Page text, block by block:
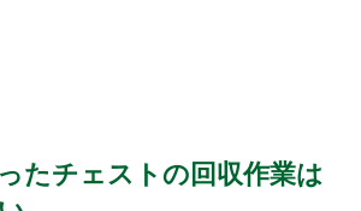
たチェストの回収作業は